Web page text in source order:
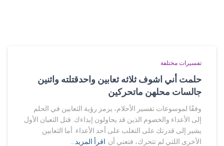
تفسيرات مختلفة
حلمت أني اشوف ثلاثه ثعابين واحدقتلته واثنين
جالسات محلهن ماتحركين
وفقًا لموسوعات تفسير الأحلام، يرمز رؤية الثعابين في الحلم
إلى الأعداء والخصوم الذين قد يحاولون إيذاءك. قتل الثعبان الأول
يشير إلى قدرتك على التغلب على أحد الأعداء. أما الثعابين
الأخرى اللتي لم تتحرك، فتعني أن اقرأ المزيد…